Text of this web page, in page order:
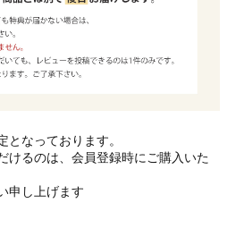
なっております。
けるのは、会員登録時にご購入いた
申し上げます